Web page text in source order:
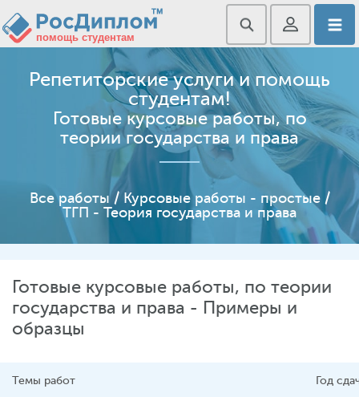
Репетиторские услуги и помощь
студентам!
Готовые курсовые работы, по
теории государства и права
Все работы/ Курсовые работы - простые/
ТГП - Теория государства и права
Готовые курсовые работы, по теории
государства и права - Примеры и
образцы
Темы работ Год